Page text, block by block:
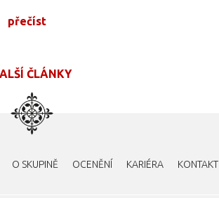
přečíst
ČLÁNKY
O SKUPINĚ OCENĚNÍ KARIÉRA KONTAKT